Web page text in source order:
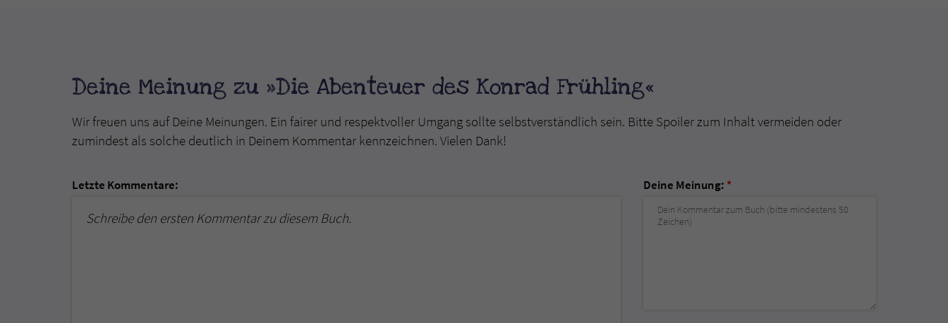
Deine Meinung zu »Die Abenteuer des Konrad Frühling«
Wir freuen uns auf Deine Meinungen. Ein fairer und respektvoller Umgang sollte selbstverständlich sein. Bitte Spoiler zum Inhalt vermeiden oder
zumindest als solche deutlich in Deinem Kommentar kennzeichnen. Vielen Dank!
Letzte Kommentare:
Schreibe den ersten Kommentar zu diesem Buch.
Deine Meinung: *